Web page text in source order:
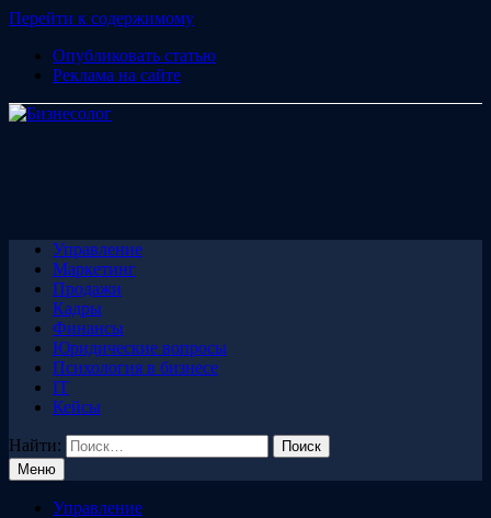
Перейти к содержимому
Опубликовать статью
Реклама на сайте
Управление
Маркетинг
Продажи
Кадры
Финансы
Юридические вопросы
Психология в бизнесе
IT
Кейсы
Найти:
Меню
Управление